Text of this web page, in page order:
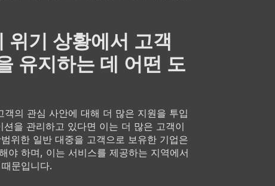
위기 상황에서 고객
유지하는 데 어떤 도
의 관심 사안에 대해 더 많은 지원을 투입
을 관리하고 있다면 이는 더 많은 고객이
위한 일반 대중을 고객으로 보유한 기업은
야 하며, 이는 서비스를 제공하는 지역에서
문입니다.